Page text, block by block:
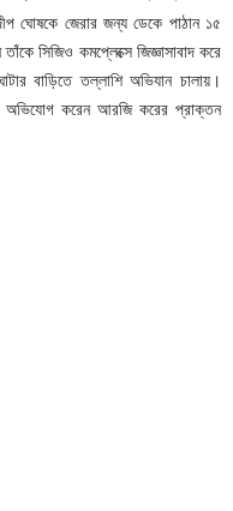
ঘোষকে জেরার জন্য ডেকে পাঠান ১৫
সিজিও কমপ্লেক্সে জিজ্ঞাসাবাদ করে
বাড়িতে তল্লাশি অভিযান চালায়।
অভিযোগ করেন আরজি করের প্রাক্তন